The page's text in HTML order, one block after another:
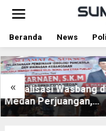
t
i
k
o
n
Beranda News
«
Di Balik Laba
Rp10,4 Triliun,
MARWAH Desak